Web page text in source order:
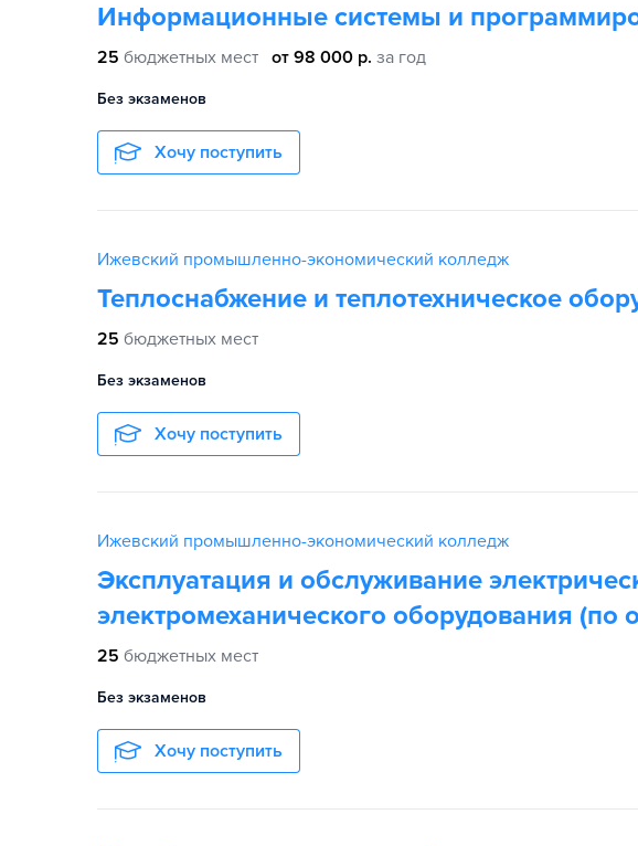
Информационные системы и
25 бюджетных мест от 98 000 р. за год
Без экзаменов
Хочу поступить
Ижевский промышленно-экономический колледж
Теплоснабжение и теплотехническое
25 бюджетных мест
Без экзаменов
Хочу поступить
Ижевский промышленно-экономический колледж
Эксплуатация и обслуживание
электромеханического оборудования (по
25 бюджетных мест
Без экзаменов
Хочу поступить